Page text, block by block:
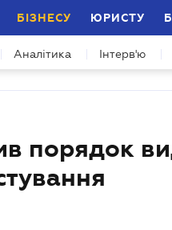
БІЗНЕСУ ЮРИСТУ
Аналітика Інтерв'ю
порядок